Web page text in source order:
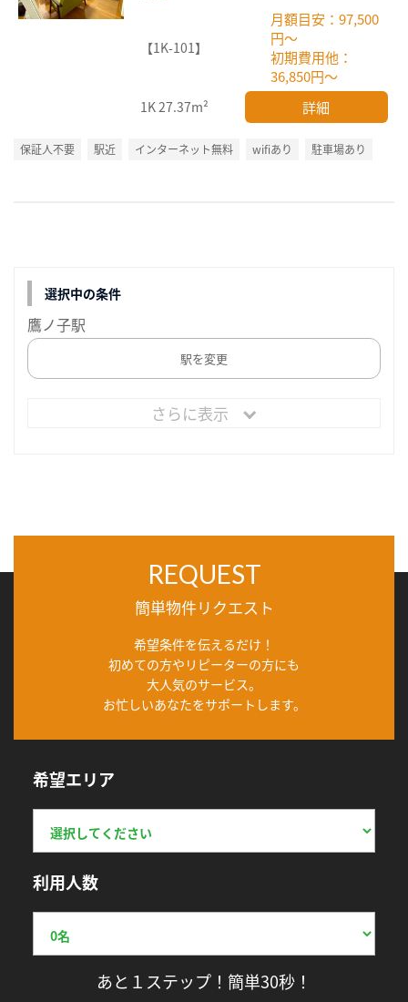
【1K-101】
月額目安：97,500
円～
初期費用他：
36,850円～
1K27.37m² 詳細
保証人不要 駅近 インターネット無料 wifiあり 駐車場あり
選択中の条件
鷹ノ子駅
駅を変更
さらに表示
REQUEST
簡単物件リクエスト
希望条件を伝えるだけ！
初めての方やリピーターの方にも
大人気のサービス。
お忙しいあなたをサポートします。
希望エリア
利用人数
あと１ステップ！簡単30秒！